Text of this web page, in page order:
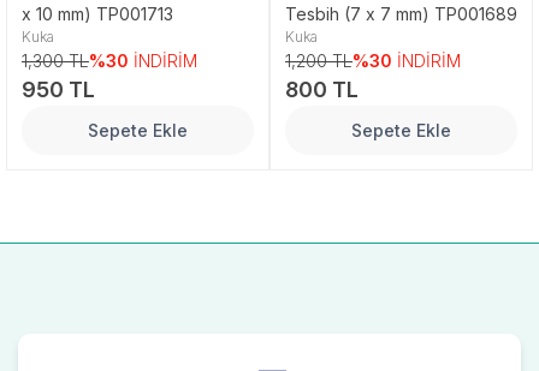
x 10 mm) TP001713
Kuka
1,300 TL%30 İNDİRİM
950 TL
Sepete Ekle
Tesbih (7 x 7 mm) TP001689
Kuka
1,200 TL%30 İNDİRİM
800 TL
Sepete Ekle